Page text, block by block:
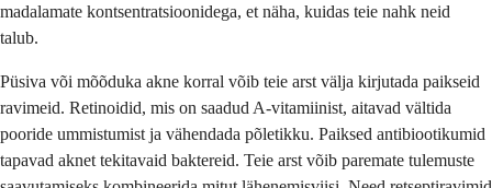
madalamate kontsentratsioonidega, et näha, kuidas teie nahk neid
talub.
Püsiva või mõõduka akne korral võib teie arst välja kirjutada paikseid
ravimeid. Retinoidid, mis on saadud A-vitamiinist, aitavad vältida
pooride ummistumist ja vähendada põletikku. Paiksed antibiootikumid
tapavad aknet tekitavaid baktereid. Teie arst võib paremate tulemuste